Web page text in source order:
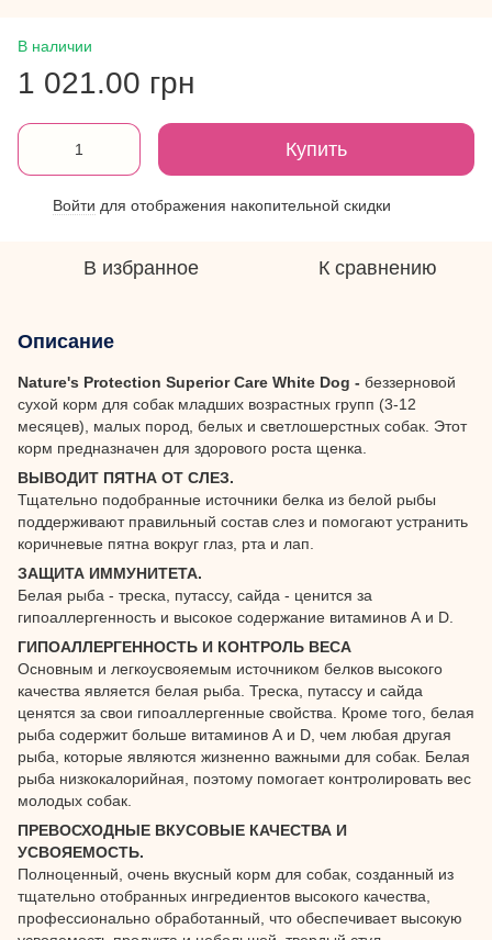
В наличии
1 021.00 грн
Купить
Войти для отображения накопительной скидки
В избранное К сравнению
Описание
Nature's Protection Superior Care White Dog - беззерновой
сухой корм для собак младших возрастных групп (3-12
месяцев), малых пород, белых и светлошерстных собак. Этот
корм предназначен для здорового роста щенка.
ВЫВОДИТ ПЯТНА ОТ СЛЕЗ.
Тщательно подобранные источники белка из белой рыбы
поддерживают правильный состав слез и помогают устранить
коричневые пятна вокруг глаз, рта и лап.
ЗАЩИТА ИММУНИТЕТА.
Белая рыба - треска, путассу, сайда - ценится за
гипоаллергенность и высокое содержание витаминов А и D.
ГИПОАЛЛЕРГЕННОСТЬ И КОНТРОЛЬ ВЕСА
Основным и легкоусвояемым источником белков высокого
качества является белая рыба. Треска, путассу и сайда
ценятся за свои гипоаллергенные свойства. Кроме того, белая
рыба содержит больше витаминов А и D, чем любая другая
рыба, которые являются жизненно важными для собак. Белая
рыба низкокалорийная, поэтому помогает контролировать вес
молодых собак.
ПРЕВОСХОДНЫЕ ВКУСОВЫЕ КАЧЕСТВА И
УСВОЯЕМОСТЬ.
Полноценный, очень вкусный корм для собак, созданный из
тщательно отобранных ингредиентов высокого качества,
профессионально обработанный, что обеспечивает высокую